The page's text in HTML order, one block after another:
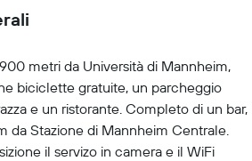
metri da Università di Mannheim,
biciclette gratuite, un parcheggio
e un ristorante. Completo di un bar,
da Stazione di Mannheim Centrale.
il servizo in camera e il WiFi